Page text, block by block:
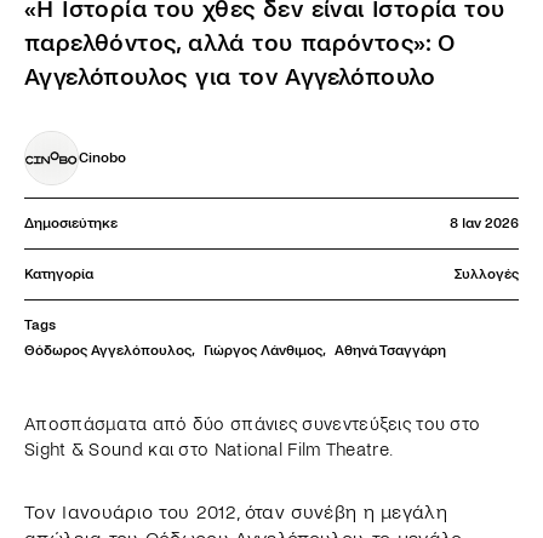
«Η Ιστορία του χθες δεν είναι Ιστορία του
παρελθόντος, αλλά του παρόντος»: Ο
Αγγελόπουλος για τον Αγγελόπουλο
Cinobo
Δημοσιεύτηκε 8 Ιαν 2026
Κατηγορία Συλλογές
Tags
Θόδωρος Αγγελόπουλος, Γιώργος Λάνθιμος, Αθηνά Τσαγγάρη
Αποσπάσματα από δύο σπάνιες συνεντεύξεις του στο
Sight & Sound και στο National Film Theatre.
Τον Ιανουάριο του 2012, όταν συνέβη η μεγάλη